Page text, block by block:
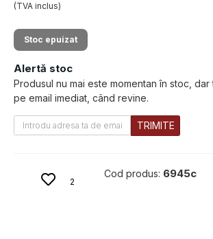
(TVA inclus)
Stoc epuizat
Alertă stoc
Produsul nu mai este momentan în stoc, dar
pe email imediat, când revine.
TRIMITE
2
Cod produs: 6945c